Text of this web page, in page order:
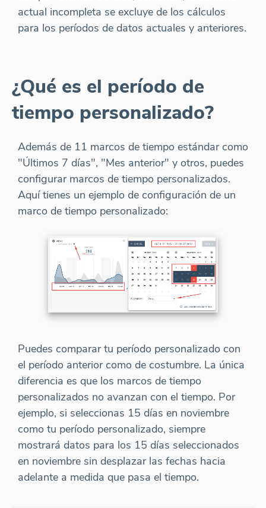
actual incompleta se excluye de los cálculos
para los períodos de datos actuales y anteriores.
¿Qué es el período de
tiempo personalizado?
Además de 11 marcos de tiempo estándar como
"Últimos 7 días", "Mes anterior" y otros, puedes
configurar marcos de tiempo personalizados.
Aquí tienes un ejemplo de configuración de un
marco de tiempo personalizado:
Puedes comparar tu período personalizado con
el período anterior como de costumbre. La única
diferencia es que los marcos de tiempo
personalizados no avanzan con el tiempo. Por
ejemplo, si seleccionas 15 días en noviembre
como tu período personalizado, siempre
mostrará datos para los 15 días seleccionados
en noviembre sin desplazar las fechas hacia
adelante a medida que pasa el tiempo.